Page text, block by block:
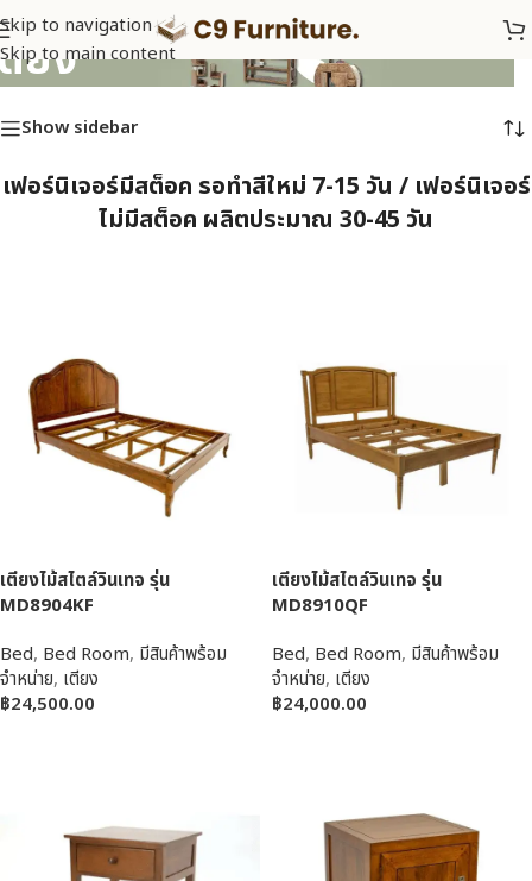
Skip to navigation
Skip to main content
ยง
Show sidebar
เฟอร์นิเจอร์มีสต็อค รอทำสีใหม่ 7-15 วัน / เฟอร์นิเจอร์
ไม่มีสต็อค ผลิตประมาณ 30-45 วัน
เตียงไม้สไตล์วินเทจ รุ่น
MD8904KF
Bed, Bed Room, มีสินค้าพร้อม
จำหน่าย, เตียง
฿24,500.00
เตียงไม้สไตล์วินเทจ รุ่น
MD8910QF
Bed, Bed Room, มีสินค้าพร้อม
จำหน่าย, เตียง
฿24,000.00